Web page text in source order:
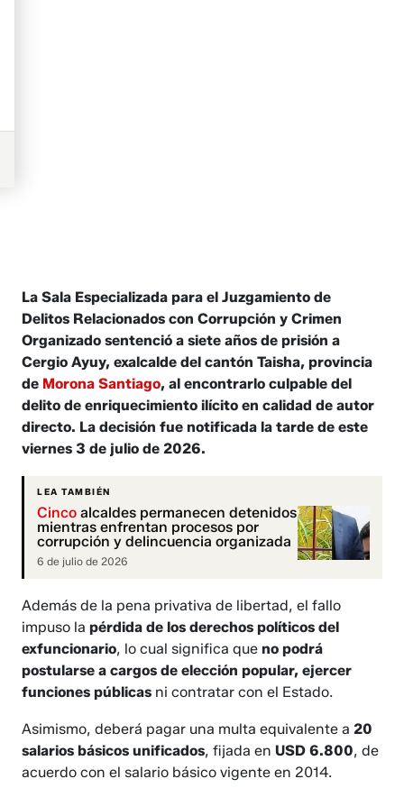
La Sala Especializada para el Juzgamiento de
Delitos Relacionados con Corrupción y Crimen
Organizado sentenció a siete años de prisión a
Cergio Ayuy, exalcalde del cantón Taisha, provincia
de Morona Santiago, al encontrarlo culpable del
delito de enriquecimiento ilícito en calidad de autor
directo. La decisión fue notificada la tarde de este
viernes 3 de julio de 2026.
LEA TAMBIÉN
Cinco alcaldes permanecen detenidos
mientras enfrentan procesos por
corrupción y delincuencia organizada
6 de julio de 2026
Además de la pena privativa de libertad, el fallo
impuso lapérdida de los derechos políticos del
exfuncionario, lo cual significa queno podrá
postularse a cargos de elección popular, ejercer
funciones públicas ni contratar con el Estado.
Asimismo, deberá pagar una multa equivalente a20
salarios básicos unificados, fijada enUSD 6.800, de
acuerdo con el salario básico vigente en 2014.